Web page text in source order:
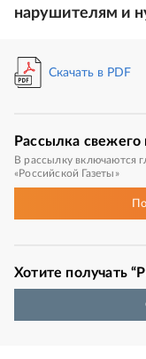
нарушителям и
Скачать в PDF
Рассылка свежего
В рассылку включаются
«Российской Газеты»
Хотите получать